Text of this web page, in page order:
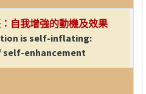
自我增強的動機及效果
is self-inflating:
enhancement